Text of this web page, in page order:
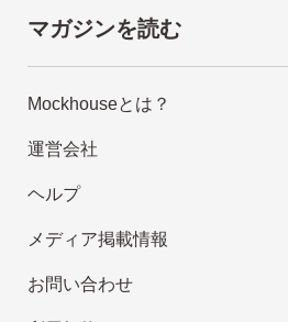
マガジンを読む
Mockhouseとは？
運営会社
ヘルプ
メディア掲載情報
お問い合わせ